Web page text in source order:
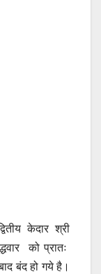
केदार श्री
को प्रातः
बंद हो गये है।